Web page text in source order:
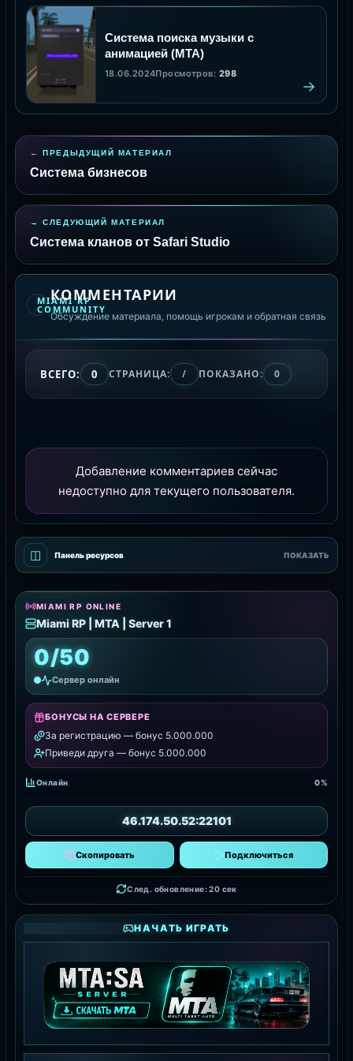
◫ Панель ресурсов ПОКАЗАТЬ
MIAMI RP ONLINE
Miami RP | MTA | Server 1
0/50
Сервер онлайн
БОНУСЫ НА СЕРВЕРЕ
За регистрацию — бонус 5.000.000
Приведи друга — бонус 5.000.000
Онлайн 0%
46.174.50.52:22101
Скопировать Подключиться
След. обновление: 18 сек
НАЧАТЬ ИГРАТЬ
MTA:SA SERVER
Система поиска музыки с
анимацией (MTA)
18.06.2024Просмотров: 298
ПРЕДЫДУЩИЙ МАТЕРИАЛ
Система бизнесов
СЛЕДУЮЩИЙ МАТЕРИАЛ
Система кланов от Safari Studio
MIAMI RP
COMMUNITY
КОММЕНТАРИИ
Обсуждение материала, помощь игрокам и обратная связь
ВСЕГО: 0 СТРАНИЦА: / ПОКАЗАНО: 0
Добавление комментариев сейчас
недоступно для текущего пользователя.